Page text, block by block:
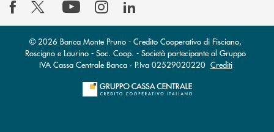
© 2026 Banca Monte Pruno - Credito Cooperativo di Fisciano,
Roscigno e Laurino - Soc. Coop. - Società partecipante al Gruppo
IVA Cassa Centrale Banca · P.Iva 02529020220 Crediti